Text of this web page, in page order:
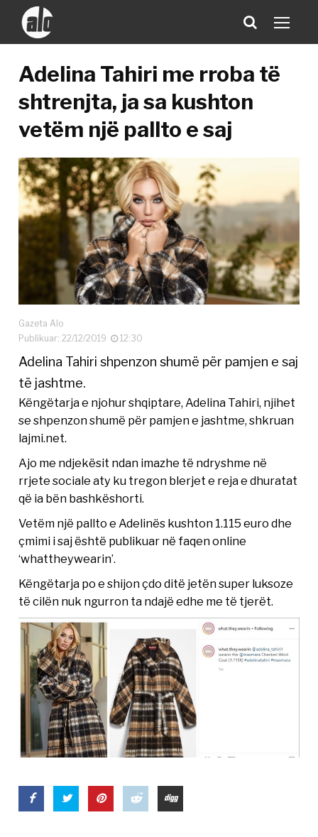
Adelina Tahiri me rroba të
shtrenjta, ja sa kushton
vetëm një pallto e saj
Gazeta Alo
Publikuar: 22/12/2019
12:30
Adelina Tahiri shpenzon shumë për pamjen e saj
të jashtme.
Këngëtarja e njohur shqiptare, Adelina Tahiri, njihet
se shpenzon shumë për pamjen e jashtme, shkruan
lajmi.net.
Ajo me ndjekësit ndan imazhe të ndryshme në
rrjete sociale aty ku tregon blerjet e reja e dhuratat
që ia bën bashkëshorti.
Vetëm një pallto e Adelinës kushton 1.115 euro dhe
çmimi i saj është publikuar në faqen online
‘whattheywearin’.
Këngëtarja po e shijon çdo ditë jetën super luksoze
të cilën nuk ngurron ta ndajë edhe me të tjerët.